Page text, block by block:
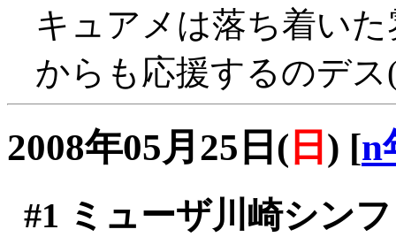
キュアメは落ち着い
からも応援するのデス
2008年05月25日( 日 ) [n
#1 ミューザ川崎シン